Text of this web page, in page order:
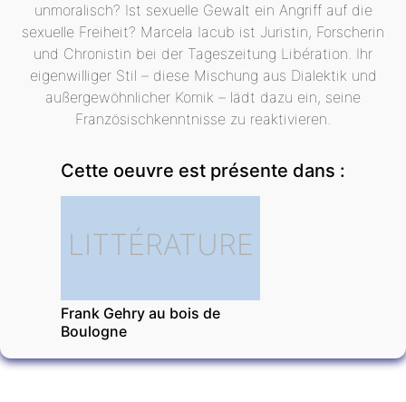
unmoralisch? Ist sexuelle Gewalt ein Angriff auf die
sexuelle Freiheit? Marcela Iacub ist Juristin, Forscherin
und Chronistin bei der Tageszeitung Libération. Ihr
eigenwilliger Stil – diese Mischung aus Dialektik und
außergewöhnlicher Komik – lädt dazu ein, seine
Französischkenntnisse zu reaktivieren.
Cette oeuvre est présente dans :
LITTÉRATURE
Frank Gehry au bois de
Boulogne